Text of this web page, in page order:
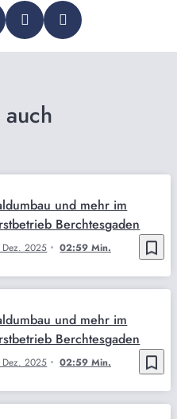
bookmark_border
2025 02:59 Min.
und mehr im
Berchtesgaden
bookmark_border
2025 02:59 Min.
und mehr im
Berchtesgaden